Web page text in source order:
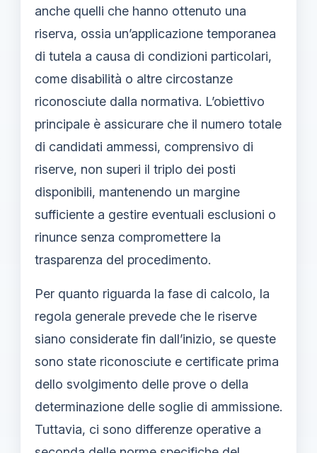
anche quelli che hanno ottenuto una
riserva, ossia un’applicazione temporanea
di tutela a causa di condizioni particolari,
come disabilità o altre circostanze
riconosciute dalla normativa. L’obiettivo
principale è assicurare che il numero totale
di candidati ammessi, comprensivo di
riserve, non superi il triplo dei posti
disponibili, mantenendo un margine
sufficiente a gestire eventuali esclusioni o
rinunce senza compromettere la
trasparenza del procedimento.
Per quanto riguarda la fase di calcolo, la
regola generale prevede che le riserve
siano considerate fin dall’inizio, se queste
sono state riconosciute e certificate prima
dello svolgimento delle prove o della
determinazione delle soglie di ammissione.
Tuttavia, ci sono differenze operative a